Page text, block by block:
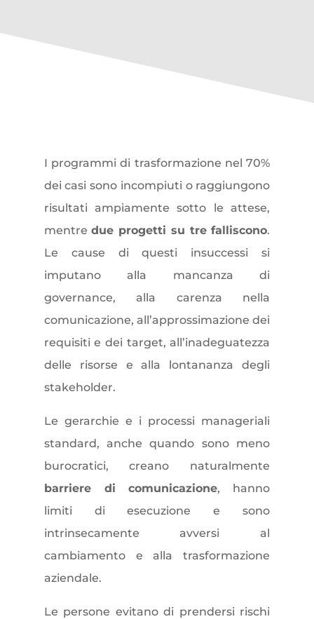
I programmi di trasformazione nel 70%
dei casi sono incompiuti o raggiungono
risultati ampiamente sotto le attese,
mentredue progetti su tre falliscono.
Le cause di questi insuccessi si
imputano alla mancanza di
governance, alla carenza nella
comunicazione, all’approssimazione dei
requisiti e dei target, all’inadeguatezza
delle risorse e alla lontananza degli
stakeholder.
Le gerarchie e i processi manageriali
standard, anche quando sono meno
burocratici, creano naturalmente
barriere di comunicazione, hanno
limiti di esecuzione e sono
intrinsecamente avversi al
cambiamento e alla trasformazione
aziendale.
Le persone evitano di prendersi rischi